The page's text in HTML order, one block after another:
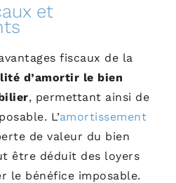
et
fiscaux de la
d’amortir le bien
, permettant ainsi de
L’amortissement
de valeur du bien
être déduit des loyers
le bénéfice imposable.